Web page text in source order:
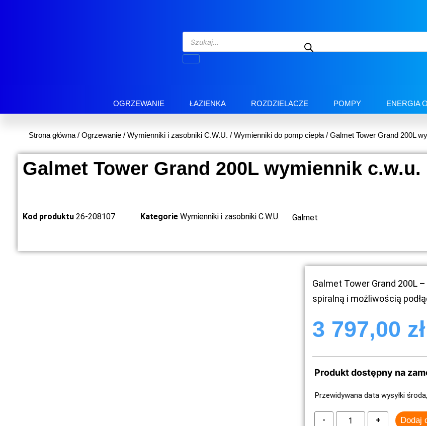
OGRZEWANIE ŁAZIENKA ROZDZIELACZE POMPY ENERGIA
Strona główna / Ogrzewanie / Wymienniki i zasobniki C.W.U. / Wymienniki do pomp ciepła / Galmet Tower Grand 200L
Galmet Tower Grand 200L wymiennik c.w.u.
Kod produktu 26-208107 Kategorie Wymienniki i zasobniki C.W.U. Galmet
Galmet Tower Grand 200L
spiralną i możliwością
3 797,00 zł
Produkt dostępny na
Przewidywana data wysyłki
Dodaj